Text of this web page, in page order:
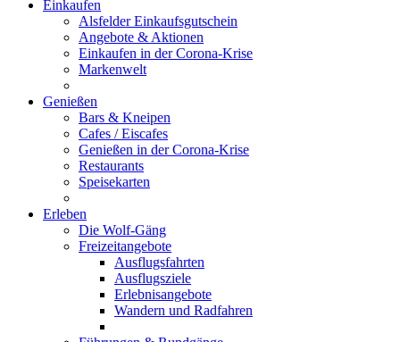
Einkaufen
Alsfelder Einkaufsgutschein
Angebote & Aktionen
Einkaufen in der Corona-Krise
Markenwelt
Genießen
Bars & Kneipen
Cafes / Eiscafes
Genießen in der Corona-Krise
Restaurants
Speisekarten
Erleben
Die Wolf-Gäng
Freizeitangebote
Ausflugsfahrten
Ausflugsziele
Erlebnisangebote
Wandern und Radfahren